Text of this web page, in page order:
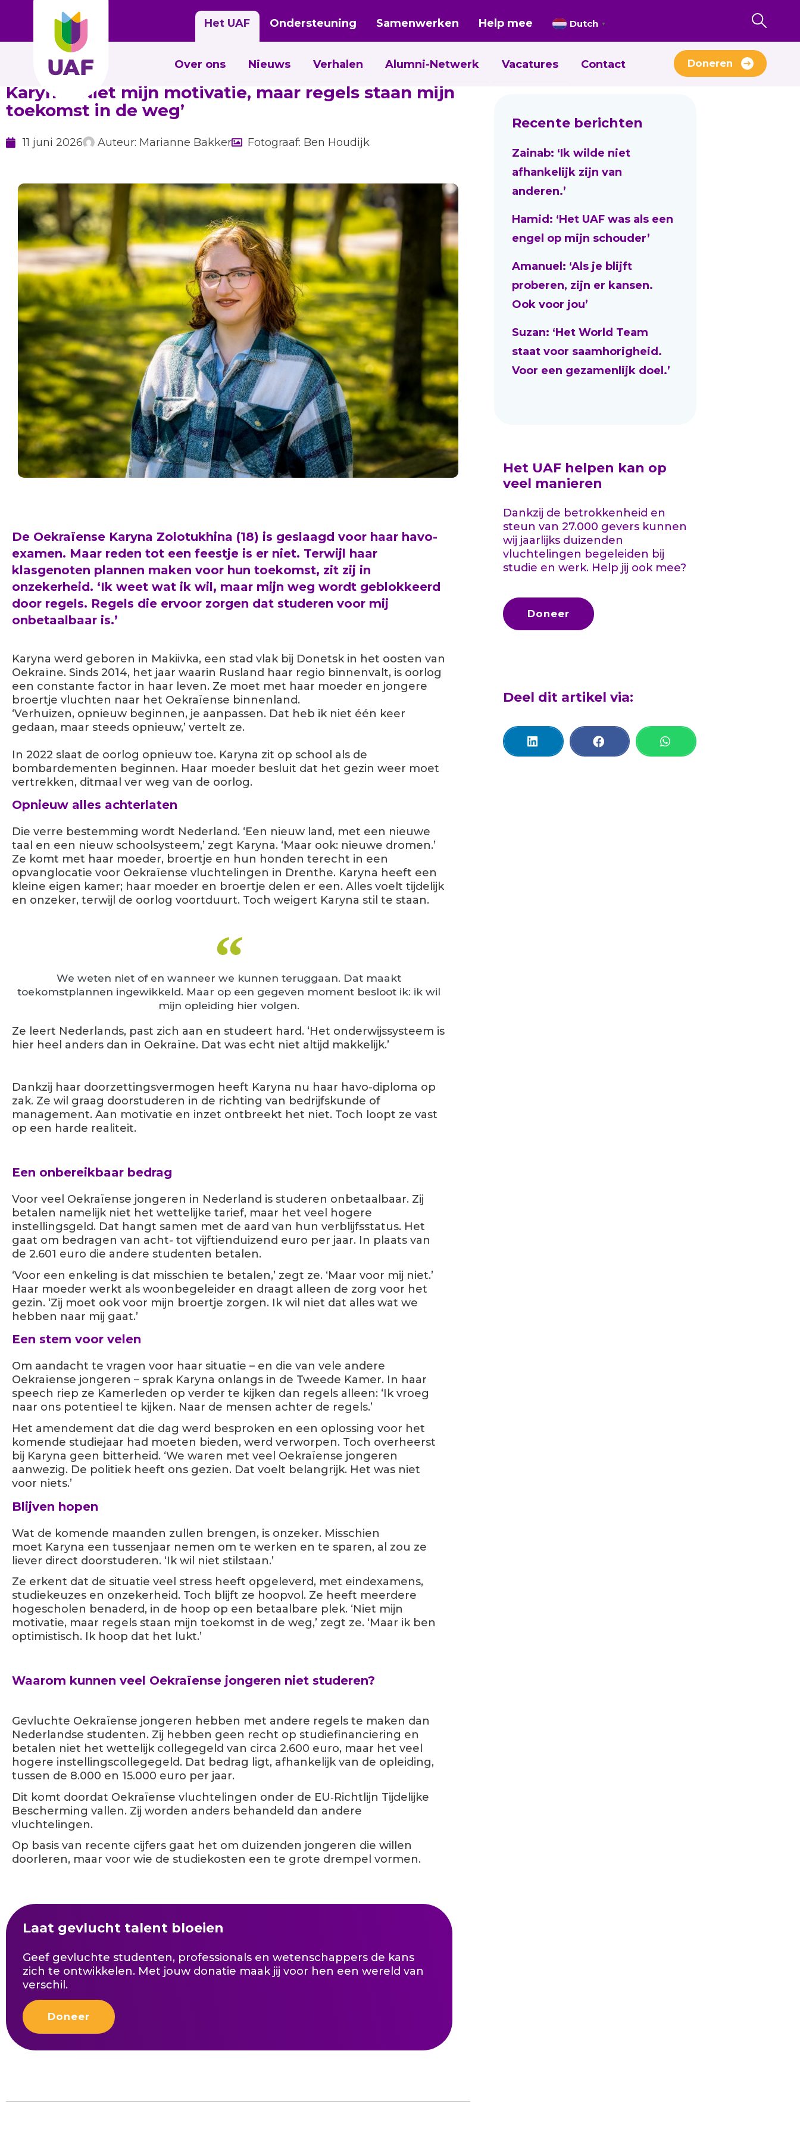
Het UAF
Over ons Nieuws Verhalen Alumni-Netwerk Vacatures Contact
Ondersteuning Samenwerken Help mee Dutch ▼
Doneren
Karyna: ‘Niet mijn motivatie, maar regels staan mijn
toekomst in de weg’
11 juni 2026 Auteur: Marianne Bakker Fotograaf: Ben Houdijk
De Oekraïense Karyna Zolotukhina (18) is geslaagd voor haar havo-
examen. Maar reden tot een feestje is er niet. Terwijl haar
klasgenoten plannen maken voor hun toekomst, zit zij in
onzekerheid. ‘Ik weet wat ik wil, maar mijn weg wordt geblokkeerd
door regels. Regels die ervoor zorgen dat studeren voor mij
onbetaalbaar is.’
Karyna werd geboren in Makiivka, een stad vlak bij Donetsk in het oosten van
Oekraïne. Sinds 2014, het jaar waarin Rusland haar regio binnenvalt, is oorlog
een constante factor in haar leven. Ze moet met haar moeder en jongere
broertje vluchten naar het Oekraïense binnenland.
‘Verhuizen, opnieuw beginnen, je aanpassen. Dat heb ik niet één keer
gedaan, maar steeds opnieuw,’ vertelt ze.
In 2022 slaat de oorlog opnieuw toe. Karyna zit op school als de
bombardementen beginnen. Haar moeder besluit dat het gezin weer moet
vertrekken, ditmaal ver weg van de oorlog.
Opnieuw alles achterlaten
Die verre bestemming wordt Nederland. ‘Een nieuw land, met een nieuwe
taal en een nieuw schoolsysteem,’ zegt Karyna. ‘Maar ook: nieuwe dromen.’
Ze komt met haar moeder, broertje en hun honden terecht in een
opvanglocatie voor Oekraïense vluchtelingen in Drenthe. Karyna heeft een
kleine eigen kamer; haar moeder en broertje delen er een. Alles voelt tijdelijk
en onzeker, terwijl de oorlog voortduurt. Toch weigert Karyna stil te staan.
We weten niet of en wanneer we kunnen teruggaan. Dat maakt
toekomstplannen ingewikkeld. Maar op een gegeven moment besloot ik: ik wil
mijn opleiding hier volgen.
Ze leert Nederlands, past zich aan en studeert hard. ‘Het onderwijssysteem is
hier heel anders dan in Oekraïne. Dat was echt niet altijd makkelijk.’
Dankzij haar doorzettingsvermogen heeft Karyna nu haar havo-diploma op
zak. Ze wil graag doorstuderen in de richting van bedrijfskunde of
management. Aan motivatie en inzet ontbreekt het niet. Toch loopt ze vast
op een harde realiteit.
Een onbereikbaar bedrag
Voor veel Oekraïense jongeren in Nederland is studeren onbetaalbaar. Zij
betalen namelijk niet het wettelijke tarief, maar het veel hogere
instellingsgeld. Dat hangt samen met de aard van hun verblijfsstatus. Het
gaat om bedragen van acht- tot vijftienduizend euro per jaar. In plaats van
de 2.601 euro die andere studenten betalen.
‘Voor een enkeling is dat misschien te betalen,’ zegt ze. ‘Maar voor mij niet.’
Haar moeder werkt als woonbegeleider en draagt alleen de zorg voor het
gezin. ‘Zij moet ook voor mijn broertje zorgen. Ik wil niet dat alles wat we
hebben naar mij gaat.’
Een stem voor velen
Om aandacht te vragen voor haar situatie – en die van vele andere
Oekraïense jongeren – sprak Karyna onlangs in de Tweede Kamer. In haar
speech riep ze Kamerleden op verder te kijken dan regels alleen: ‘Ik vroeg
naar ons potentieel te kijken. Naar de mensen achter de regels.’
Het amendement dat die dag werd besproken en een oplossing voor het
komende studiejaar had moeten bieden, werd verworpen. Toch overheerst
bij Karyna geen bitterheid. ‘We waren met veel Oekraïense jongeren
aanwezig. De politiek heeft ons gezien. Dat voelt belangrijk. Het was niet
voor niets.’
Blijven hopen
Wat de komende maanden zullen brengen, is onzeker. Misschien
moet Karyna een tussenjaar nemen om te werken en te sparen, al zou ze
liever direct doorstuderen. ‘Ik wil niet stilstaan.’
Ze erkent dat de situatie veel stress heeft opgeleverd, met eindexamens,
studiekeuzes en onzekerheid. Toch blijft ze hoopvol. Ze heeft meerdere
hogescholen benaderd, in de hoop op een betaalbare plek. ‘Niet mijn
motivatie, maar regels staan mijn toekomst in de weg,’ zegt ze. ‘Maar ik ben
optimistisch. Ik hoop dat het lukt.’
Waarom kunnen veel Oekraïense jongeren niet studeren?
Gevluchte Oekraïense jongeren hebben met andere regels te maken dan
Nederlandse studenten. Zij hebben geen recht op studiefinanciering en
betalen niet het wettelijk collegegeld van circa 2.600 euro, maar het veel
hogere instellingscollegegeld. Dat bedrag ligt, afhankelijk van de opleiding,
tussen de 8.000 en 15.000 euro per jaar.
Dit komt doordat Oekraïense vluchtelingen onder de EU‑Richtlijn Tijdelijke
Bescherming vallen. Zij worden anders behandeld dan andere
vluchtelingen.
Op basis van recente cijfers gaat het om duizenden jongeren die willen
doorleren, maar voor wie de studiekosten een te grote drempel vormen.
Laat gevlucht talent bloeien
Geef gevluchte studenten, professionals en wetenschappers de kans
zich te ontwikkelen. Met jouw donatie maak jij voor hen een wereld van
verschil.
Doneer
Recente berichten
Zainab: ‘Ik wilde niet
afhankelijk zijn van
anderen.’
Hamid: ‘Het UAF was als een
engel op mijn schouder’
Amanuel: ‘Als je blijft
proberen, zijn er kansen.
Ook voor jou’
Suzan: ‘Het World Team
staat voor saamhorigheid.
Voor een gezamenlijk doel.’
Het UAF helpen kan op
veel manieren
Dankzij de betrokkenheid en
steun van 27.000 gevers kunnen
wij jaarlijks duizenden
vluchtelingen begeleiden bij
studie en werk. Help jij ook mee?
Doneer
Deel dit artikel via: